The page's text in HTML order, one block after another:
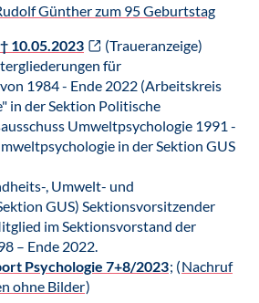
Günther zum 95 Geburtstag
10.05.2023
(Traueranzeige)
für
1984 - Ende 2022 (Arbeitskreis
in der Sektion Politische
Umweltpsychologie 1991 -
in der Sektion GUS
, Umwelt- und
GUS) Sektionsvorsitzender
im Sektionsvorstand der
– Ende 2022.
Psychologie 7+8/2023; (Nachruf
ohne Bilder)